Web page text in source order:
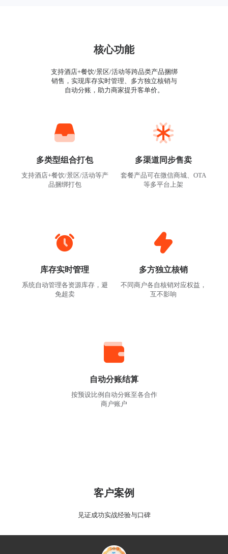
核心功能
支持酒店+餐饮/景区/活动等跨品类产品捆绑
销售，实现库存实时管理、多方独立核销与
自动分账，助力商家提升客单价。
多类型组合打包
支持酒店+餐饮/景区/活动等产
品捆绑打包
多渠道同步售卖
套餐产品可在微信商城、OTA
等多平台上架
库存实时管理
系统自动管理各资源库存，避
免超卖
多方独立核销
不同商户各自核销对应权益，
互不影响
自动分账结算
按预设比例自动分账至各合作
商户账户
客户案例
见证成功实战经验与口碑